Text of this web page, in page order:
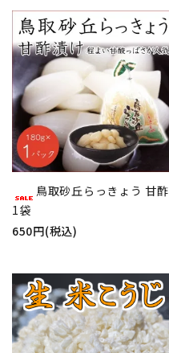
鳥取砂丘らっきょう 甘酢
1袋
650円(税込)